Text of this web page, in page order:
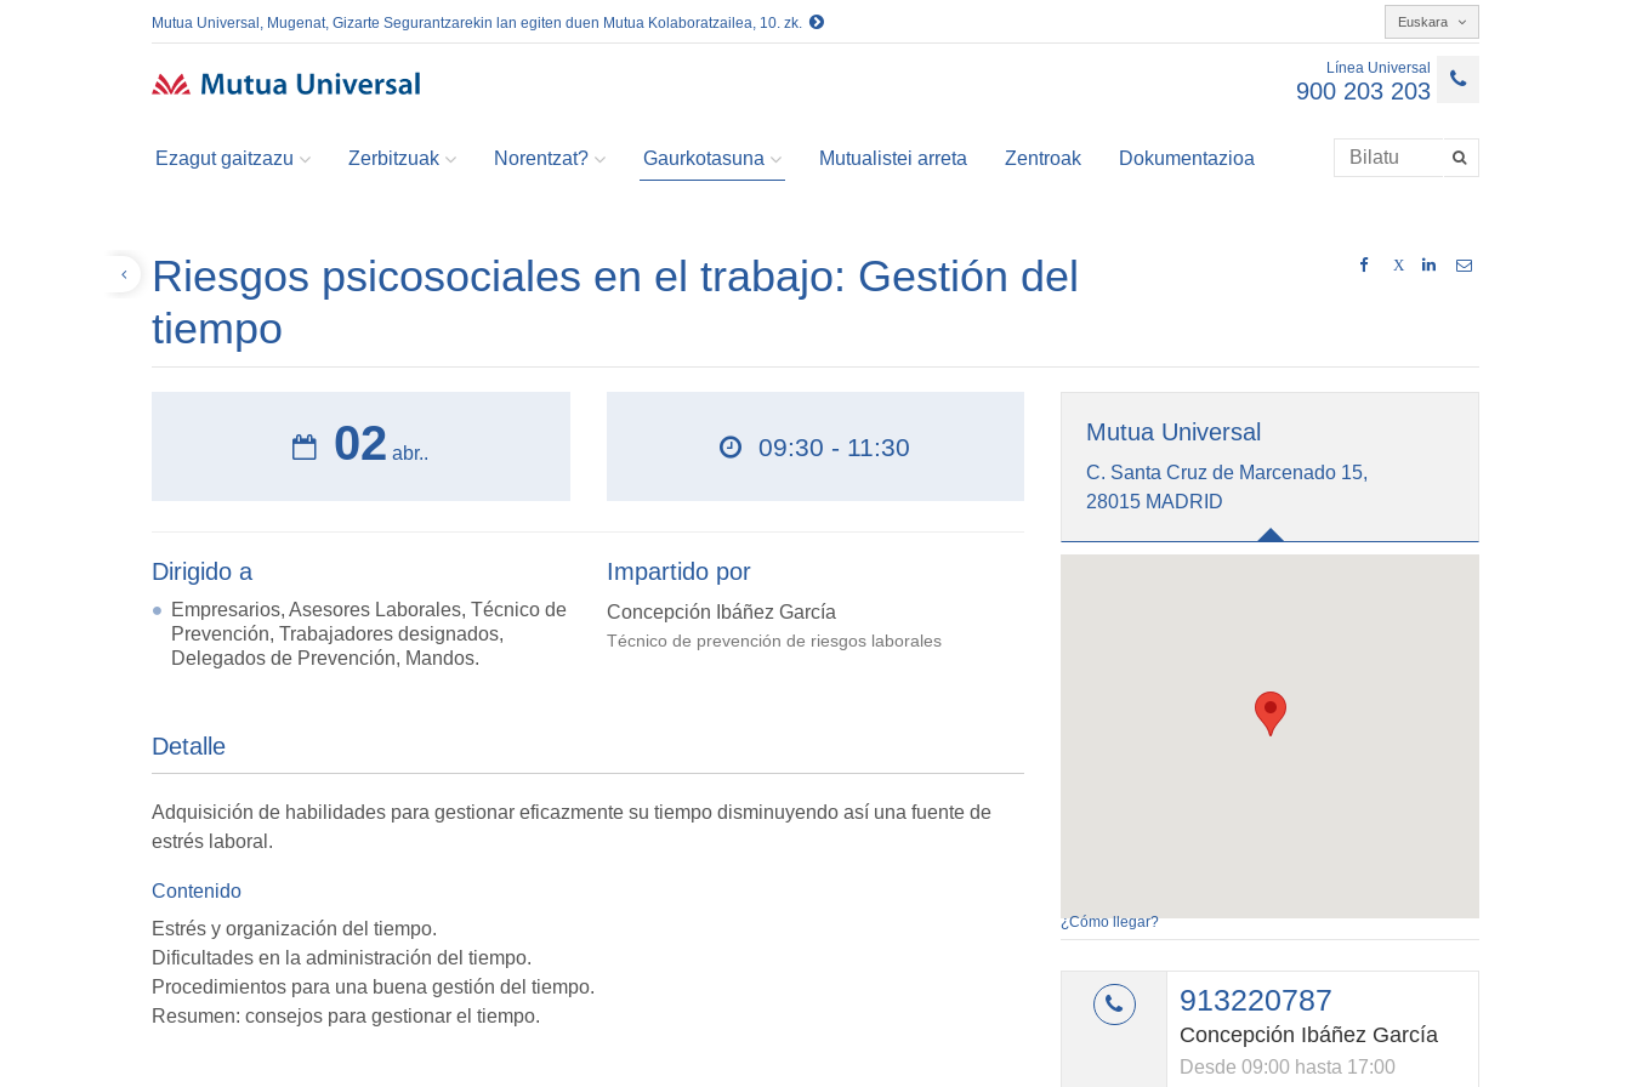
Mutua Universal, Mugenat, Gizarte Segurantzarekin lan egiten duen Mutua Kolaboratzailea, 10. zk. Euskara
Línea Universal
900 203 203
Ezagut gaitzazu Zerbitzuak Norentzat? Gaurkotasuna Mutualistei arreta Zentroak Dokumentazioa
X
Riesgos psicosociales en el trabajo: Gestión del
tiempo
02 abr.. 09:30 - 11:30
Dirigido a
Empresarios, Asesores Laborales, Técnico de
Prevención, Trabajadores designados,
Delegados de Prevención, Mandos.
Impartido por
Concepción Ibáñez García
Técnico de prevención de riesgos laborales
Detalle
Adquisición de habilidades para gestionar eficazmente su tiempo disminuyendo así una fuente de
estrés laboral.
Contenido
Estrés y organización del tiempo.
Dificultades en la administración del tiempo.
Procedimientos para una buena gestión del tiempo.
Resumen: consejos para gestionar el tiempo.
Mutua Universal
C. Santa Cruz de Marcenado 15,
28015 MADRID
¿Cómo llegar?
913220787
Concepción Ibáñez García
Desde 09:00 hasta 17:00